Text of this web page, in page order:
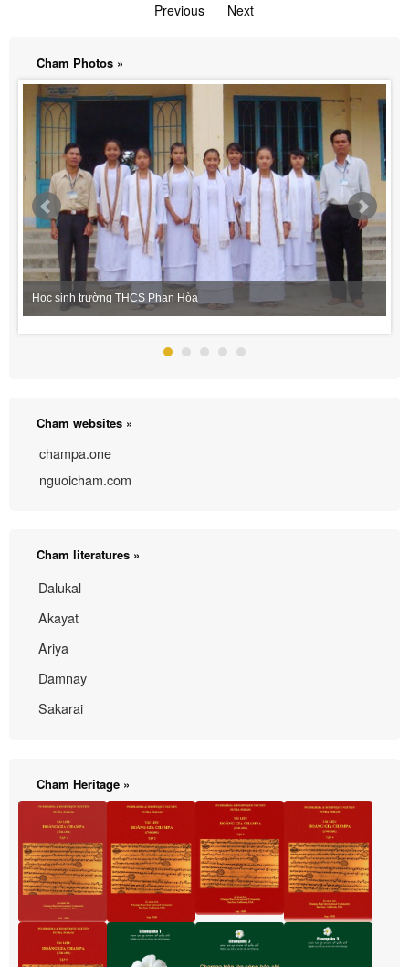
Previous pageNext
Cham Photos »
Học sinh trường THCS Phan Hòa
Cham websites »
champa.one
nguoicham.com
Cham literatures »
Dalukal
Akayat
Ariya
Damnay
Sakarai
Cham Heritage »